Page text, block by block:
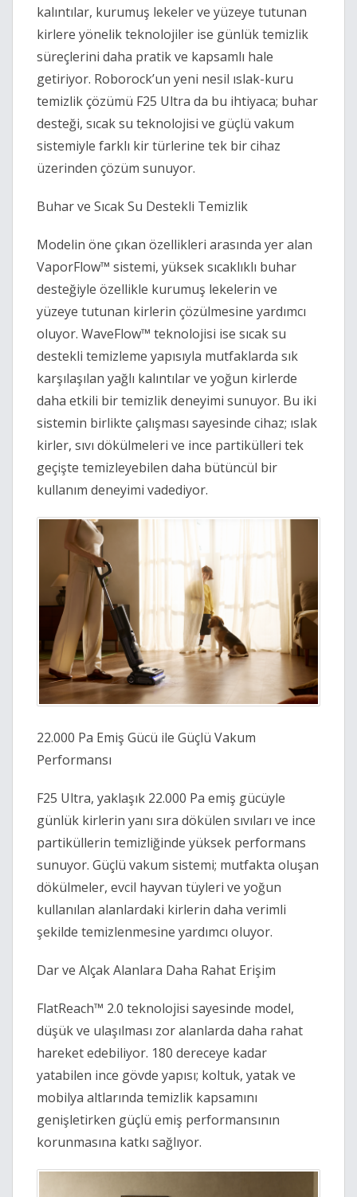
kalıntılar, kurumuş lekeler ve yüzeye tutunan
kirlere yönelik teknolojiler ise günlük temizlik
süreçlerini daha pratik ve kapsamlı hale
getiriyor. Roborock’un yeni nesil ıslak-kuru
temizlik çözümü F25 Ultra da bu ihtiyaca; buhar
desteği, sıcak su teknolojisi ve güçlü vakum
sistemiyle farklı kir türlerine tek bir cihaz
üzerinden çözüm sunuyor.
Buhar ve Sıcak Su Destekli Temizlik
Modelin öne çıkan özellikleri arasında yer alan
VaporFlow™ sistemi, yüksek sıcaklıklı buhar
desteğiyle özellikle kurumuş lekelerin ve
yüzeye tutunan kirlerin çözülmesine yardımcı
oluyor. WaveFlow™ teknolojisi ise sıcak su
destekli temizleme yapısıyla mutfaklarda sık
karşılaşılan yağlı kalıntılar ve yoğun kirlerde
daha etkili bir temizlik deneyimi sunuyor. Bu iki
sistemin birlikte çalışması sayesinde cihaz; ıslak
kirler, sıvı dökülmeleri ve ince partikülleri tek
geçişte temizleyebilen daha bütüncül bir
kullanım deneyimi vadediyor.
22.000 Pa Emiş Gücü ile Güçlü Vakum
Performansı
F25 Ultra, yaklaşık 22.000 Pa emiş gücüyle
günlük kirlerin yanı sıra dökülen sıvıları ve ince
partiküllerin temizliğinde yüksek performans
sunuyor. Güçlü vakum sistemi; mutfakta oluşan
dökülmeler, evcil hayvan tüyleri ve yoğun
kullanılan alanlardaki kirlerin daha verimli
şekilde temizlenmesine yardımcı oluyor.
Dar ve Alçak Alanlara Daha Rahat Erişim
FlatReach™ 2.0 teknolojisi sayesinde model,
düşük ve ulaşılması zor alanlarda daha rahat
hareket edebiliyor. 180 dereceye kadar
yatabilen ince gövde yapısı; koltuk, yatak ve
mobilya altlarında temizlik kapsamını
genişletirken güçlü emiş performansının
korunmasına katkı sağlıyor.